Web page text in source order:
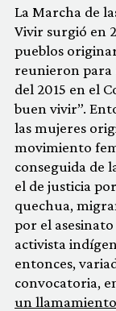
La Marcha de
Vivir surgió en
pueblos
reunieron para
del 2015 en el
buen vivir”.
las mujeres
movimiento
conseguida de
el de justicia
quechua,
por el
activista
entonces,
convocatoria,
un